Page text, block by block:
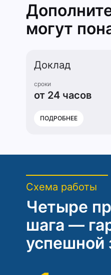
могут
Доклад
сроки
от 24 часов
ПОДРОБНЕЕ
Схема работы
Четыре
шага —
успешной